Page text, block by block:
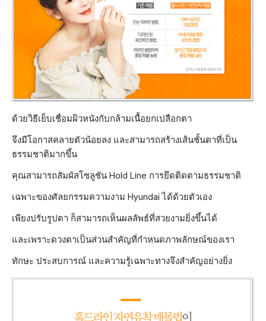
ด้วยวิธีเย็บเชื่อมผิวหนังกับกล้ามเนื้อยกเปลือกตา
จึงมีโอกาสคลายตัวน้อยลง และสามารถสร้างเส้นชั้นตาที่เป็น
ธรรมชาติมากขึ้น
คุณสามารถสัมผัสโซลูชัน Hold Line การยึดติดตามธรรมชาติ
เฉพาะของศัลยกรรมความงาม Hyundai ได้ด้วยตัวเอง
เพียงปรับรูปตา ก็สามารถเห็นผลลัพธ์ที่สวยงามยิ่งขึ้นได้
และเพราะดวงตาเป็นส่วนสำคัญที่กำหนดภาพลักษณ์ของเรา
ทักษะ ประสบการณ์ และความรู้เฉพาะทางจึงสำคัญอย่างยิ่ง